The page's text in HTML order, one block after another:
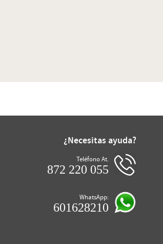
¿Necesitas ayuda?
Teléfono At.
872 220 055
WhatsApp:
601628210